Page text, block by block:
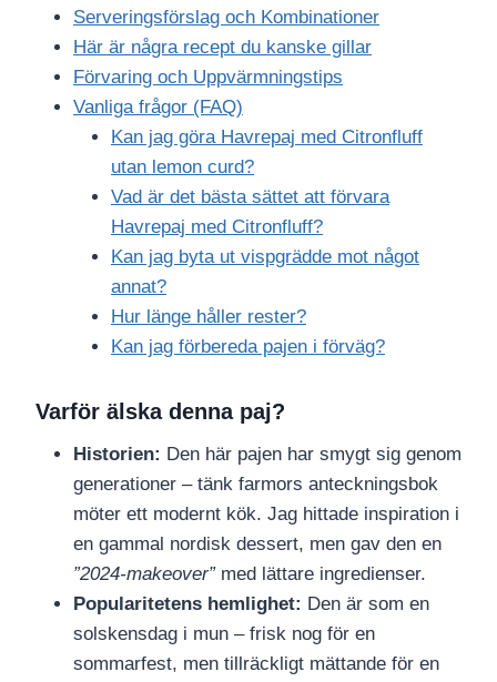
Serveringsförslag och Kombinationer
Här är några recept du kanske gillar
Förvaring och Uppvärmningstips
Vanliga frågor (FAQ)
Kan jag göra Havrepaj med Citronfluff
utan lemon curd?
Vad är det bästa sättet att förvara
Havrepaj med Citronfluff?
Kan jag byta ut vispgrädde mot något
annat?
Hur länge håller rester?
Kan jag förbereda pajen i förväg?
Varför älska denna paj?
Historien: Den här pajen har smygt sig genom
generationer – tänk farmors anteckningsbok
möter ett modernt kök. Jag hittade inspiration i
en gammal nordisk dessert, men gav den en
”2024-makeover”med lättare ingredienser.
Popularitetens hemlighet: Den är som en
solskensdag i mun – frisk nog för en
sommarfest, men tillräckligt mättande för en